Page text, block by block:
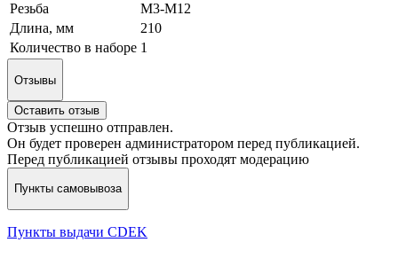
Резьба
M3-M12
Длина, мм
210
Количество в наборе 1
Отзывы
Оставить отзыв
Отзыв успешно отправлен.
Он будет проверен администратором перед публикацией.
Перед публикацией отзывы проходят модерацию
Пункты самовывоза
Пункты выдачи CDEK